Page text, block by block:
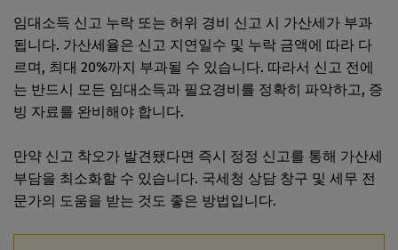
임대소득 신고 누락 또는 허위 경비 신고 시 가산세가 부과
됩니다. 가산세율은 신고 지연일수 및 누락 금액에 따라 다
르며, 최대 20%까지 부과될 수 있습니다. 따라서 신고 전에
는 반드시 모든 임대소득과 필요경비를 정확히 파악하고, 증
빙 자료를 완비해야 합니다.
만약 신고 착오가 발견됐다면 즉시 정정 신고를 통해 가산세
부담을 최소화할 수 있습니다. 국세청 상담 창구 및 세무 전
문가의 도움을 받는 것도 좋은 방법입니다.